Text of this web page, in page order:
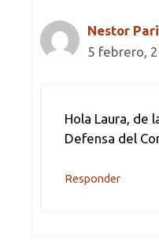
Nestor
5 febrero,
Hola Laura, de
Defensa del
Responder